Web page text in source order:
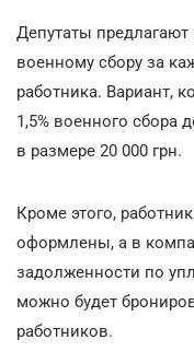
Депутаты
военному сбору за
работника. Вариант,
1,5% военного сбора
в размере 20 000 грн.
Кроме этого,
оформлены, а в
задолженности по
можно будет
работников.